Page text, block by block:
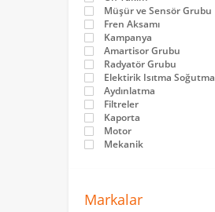
Müşür ve Sensör Grubu
Fren Aksamı
Kampanya
Amartisor Grubu
Radyatör Grubu
Elektirik Isıtma Soğutma
Aydınlatma
Filtreler
Kaporta
Motor
Mekanik
Markalar